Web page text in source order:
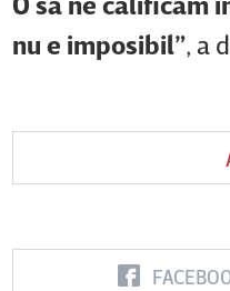
nu e imposibil”, a